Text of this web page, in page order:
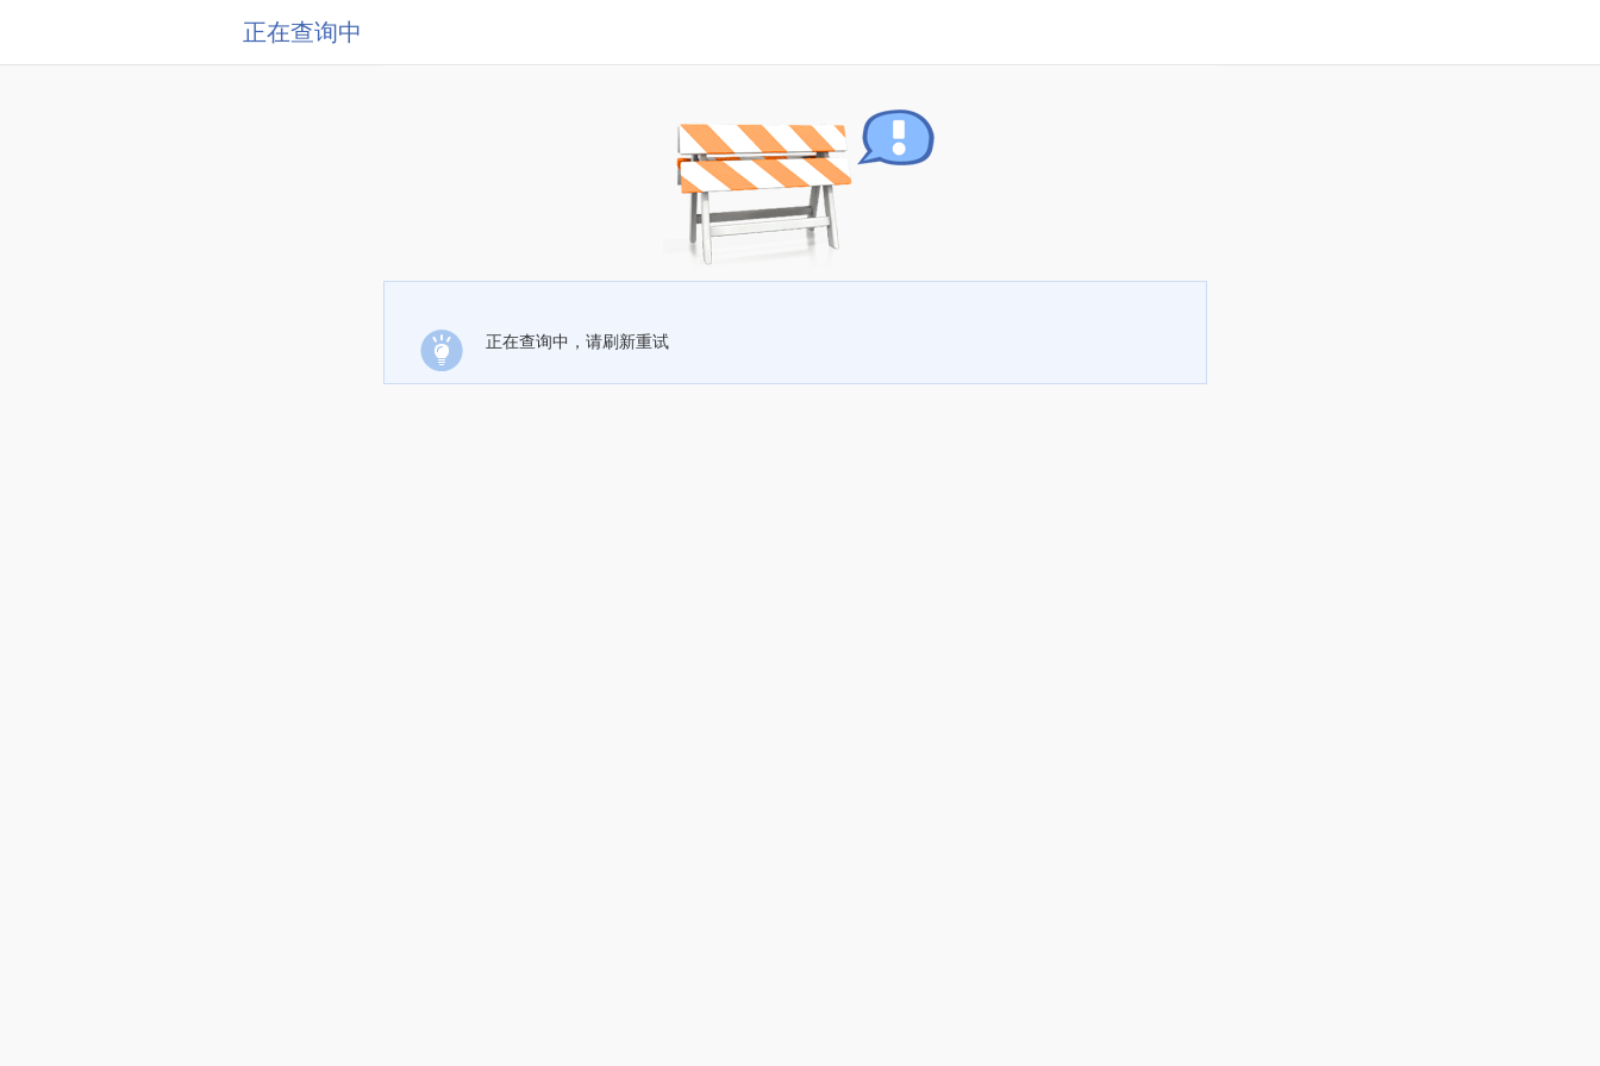
正在查询中
正在查询中，请刷新重试